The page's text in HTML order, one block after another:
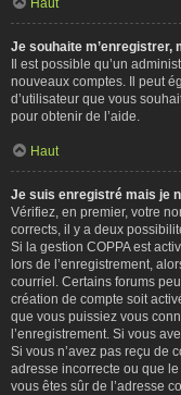
Je souhaite m’enregistrer,
Il est possible qu’un
nouveaux comptes. Il peut
d’utilisateur que vous
pour obtenir de l’aide.
Haut
Je suis enregistré mais je
Vérifiez, en premier, votre
corrects, il y a deux
Si la gestion COPPA est
lors de l’enregistrement,
courriel. Certains forums
création de compte soit
que vous puissiez vous
l’enregistrement. Si vous
Si vous n’avez pas reçu de
adresse incorrecte ou que
vous êtes sûr de l’adresse